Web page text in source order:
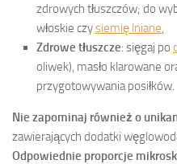
zdrowych tłuszczów; do
włoskie czysiemię lniane,
Zdrowe tłuszcze: sięgaj po
oliwek), masło klarowane
przygotowywania posiłków.
Nie zapominaj również o
zawierających dodatki
Odpowiednie proporcje